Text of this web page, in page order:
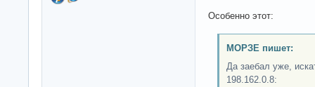
Особенно этот:
МОРЗЕ пишет:
Да заебал уже,
198.162.0.8: